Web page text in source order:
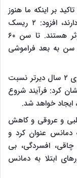
بر اینکه ما هنوز
نمی‌دانیم بیماران مبتلا به آلزایمر چه حسی دارند، افزود: ۲ ریسک
فاکتور سن بالا و ژنتیک در بروز دمانس موثر هستند. تا سن ۶۰
سن به بعد فراموشی
نوروزیان با تاکید بر اینکه در کشور ما این بیماری ۲ سال دیرتر نسبت
کرد: فرآیند شروع
و عروقی و کاهش
دمانس عنوان کرد و
چاقی، افسردگی، بی
ابتلا به دمانس